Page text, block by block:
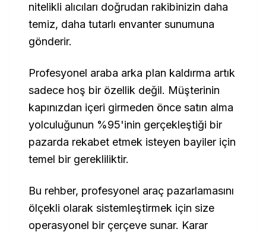
nitelikli alıcıları doğrudan rakibinizin daha
temiz, daha tutarlı envanter sunumuna
gönderir.
Profesyonel araba arka plan kaldırma artık
sadece hoş bir özellik değil. Müşterinin
kapınızdan içeri girmeden önce satın alma
yolculuğunun %95'inin gerçekleştiği bir
pazarda rekabet etmek isteyen bayiler için
temel bir gerekliliktir.
Bu rehber, profesyonel araç pazarlamasını
ölçekli olarak sistemleştirmek için size
operasyonel bir çerçeve sunar. Karar